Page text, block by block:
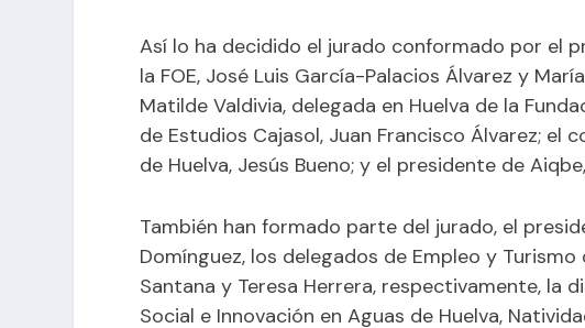
Así lo ha decidido el jurado conformado por el
la FOE, José Luis García-Palacios Álvarez y
Matilde Valdivia, delegada en Huelva de la
de Estudios Cajasol, Juan Francisco Álvarez; el
de Huelva, Jesús Bueno; y el presidente de
También han formado parte del jurado, el
Domínguez, los delegados de Empleo y
Santana y Teresa Herrera, respectivamente, la
Social e Innovación en Aguas de Huelva,